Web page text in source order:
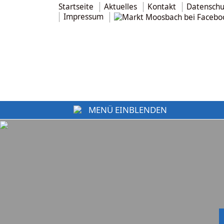
Startseite Aktuelles Kontakt
Impressum
MENÜ EINBLENDEN